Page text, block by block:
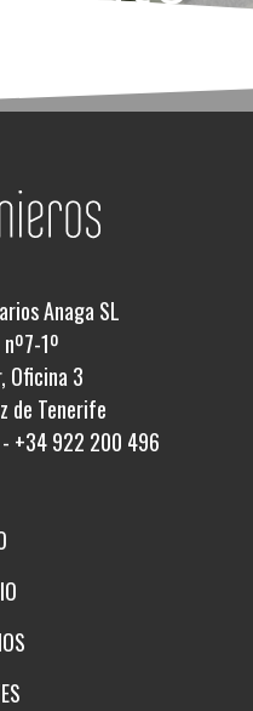
Anaga SL
1º
Oficina 3
de Tenerife
- +34 922 200 496